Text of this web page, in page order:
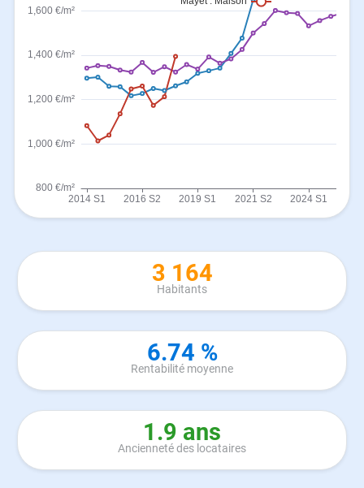
3 164
Habitants
6.74 %
Rentabilité moyenne
1.9 ans
Ancienneté des locataires